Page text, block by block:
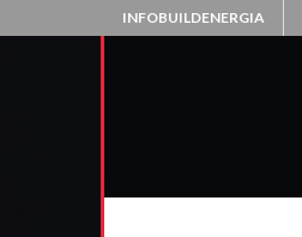
INFOBUILDENERGIA